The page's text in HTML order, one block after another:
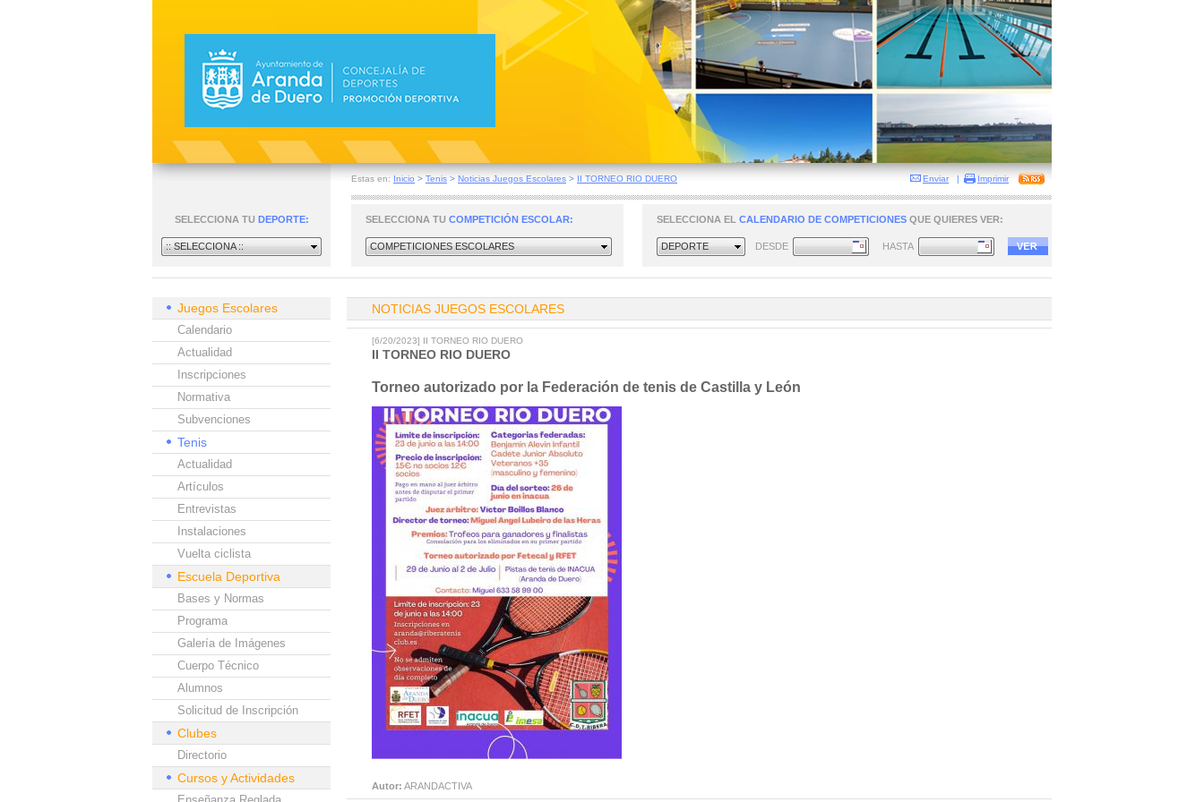
Estas en: Inicio > Tenis > Noticias Juegos Escolares > II TORNEO RIO DUERO Enviar | Imprimir
SELECCIONA TU DEPORTE:
:: SELECCIONA ::
SELECCIONA TU COMPETICIÓN ESCOLAR:
COMPETICIONES ESCOLARES
SELECCIONA EL CALENDARIO DE COMPETICIONES QUE QUIERES VER:
DEPORTE DESDE HASTA
Juegos Escolares
Calendario
Actualidad
Inscripciones
Normativa
Subvenciones
Tenis
Actualidad
Artículos
Entrevistas
Instalaciones
Vuelta ciclista
Escuela Deportiva
Bases y Normas
Programa
Galería de Imágenes
Cuerpo Técnico
Alumnos
Solicitud de Inscripción
Clubes
Directorio
Cursos y Actividades
NOTICIAS JUEGOS ESCOLARES
[6/20/2023] II TORNEO RIO DUERO
II TORNEO RIO DUERO
Torneo autorizado por la Federación de tenis de Castilla y León
Autor: ARANDACTIVA